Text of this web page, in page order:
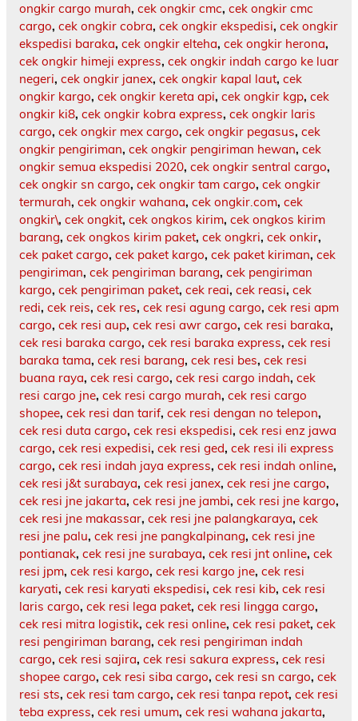
ongkir cargo murah, cek ongkir cmc, cek ongkir cmc
cargo, cek ongkir cobra, cek ongkir ekspedisi, cek ongkir
ekspedisi baraka, cek ongkir elteha, cek ongkir herona,
cek ongkir himeji express, cek ongkir indah cargo ke luar
negeri, cek ongkir janex, cek ongkir kapal laut, cek
ongkir kargo, cek ongkir kereta api, cek ongkir kgp, cek
ongkir ki8, cek ongkir kobra express, cek ongkir laris
cargo, cek ongkir mex cargo, cek ongkir pegasus, cek
ongkir pengiriman, cek ongkir pengiriman hewan, cek
ongkir semua ekspedisi 2020, cek ongkir sentral cargo,
cek ongkir sn cargo, cek ongkir tam cargo, cek ongkir
termurah, cek ongkir wahana, cek ongkir.com, cek
ongkir\, cek ongkit, cek ongkos kirim, cek ongkos kirim
barang, cek ongkos kirim paket, cek ongkri, cek onkir,
cek paket cargo, cek paket kargo, cek paket kiriman, cek
pengiriman, cek pengiriman barang, cek pengiriman
kargo, cek pengiriman paket, cek reai, cek reasi, cek
redi, cek reis, cek res, cek resi agung cargo, cek resi apm
cargo, cek resi aup, cek resi awr cargo, cek resi baraka,
cek resi baraka cargo, cek resi baraka express, cek resi
baraka tama, cek resi barang, cek resi bes, cek resi
buana raya, cek resi cargo, cek resi cargo indah, cek
resi cargo jne, cek resi cargo murah, cek resi cargo
shopee, cek resi dan tarif, cek resi dengan no telepon,
cek resi duta cargo, cek resi ekspedisi, cek resi enz jawa
cargo, cek resi expedisi, cek resi ged, cek resi ili express
cargo, cek resi indah jaya express, cek resi indah online,
cek resi j&t surabaya, cek resi janex, cek resi jne cargo,
cek resi jne jakarta, cek resi jne jambi, cek resi jne kargo,
cek resi jne makassar, cek resi jne palangkaraya, cek
resi jne palu, cek resi jne pangkalpinang, cek resi jne
pontianak, cek resi jne surabaya, cek resi jnt online, cek
resi jpm, cek resi kargo, cek resi kargo jne, cek resi
karyati, cek resi karyati ekspedisi, cek resi kib, cek resi
laris cargo, cek resi lega paket, cek resi lingga cargo,
cek resi mitra logistik, cek resi online, cek resi paket, cek
resi pengiriman barang, cek resi pengiriman indah
cargo, cek resi sajira, cek resi sakura express, cek resi
shopee cargo, cek resi siba cargo, cek resi sn cargo, cek
resi sts, cek resi tam cargo, cek resi tanpa repot, cek resi
teba express, cek resi umum, cek resi wahana jakarta,